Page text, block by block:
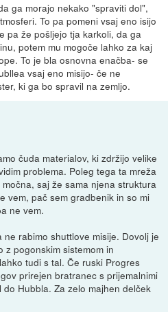
ga morajo nekako "spraviti dol",
To pa pomeni vsaj eno isijo
pa že pošljejo tja karkoli, da ga
potem mu mogoče lahko za kaj
To je bla osnovna enačba- se
vsaj eno misijo- če ne
ki ga bo spravil na zemljo.
čuda materialov, ki zdržijo velike
problema. Poleg tega ta mreža
saj že sama njena struktura
vem, pač sem gradbenik in so mi
ne vem.
rabimo shuttlove misije. Dovolj je
z pogonskim sistemom in
tudi s tal. Če ruski Progres
prirejen bratranec s prijemalnimi
Hubbla. Za zelo majhen delček